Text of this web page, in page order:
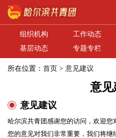
组织机构 工作动态
基层动态
专题专栏
所在位置： 首页 > 意见建议
意见
意见建议
哈尔滨共青团感谢您的访问，欢迎您
您的意见对我们非常重要，我们将继